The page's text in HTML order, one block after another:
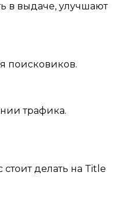
в выдаче, улучшают
поисковиков.
трафика.
делать на Title